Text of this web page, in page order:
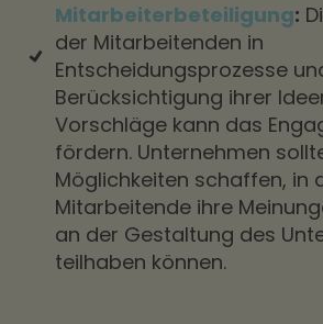
Mitarbeiterbeteiligung:
der Mitarbeitenden in
Entscheidungsprozesse
Berücksichtigung ihrer
Vorschläge kann das
fördern. Unternehmen
Möglichkeiten schaffen, in
Mitarbeitende ihre
an der Gestaltung des
teilhaben können.